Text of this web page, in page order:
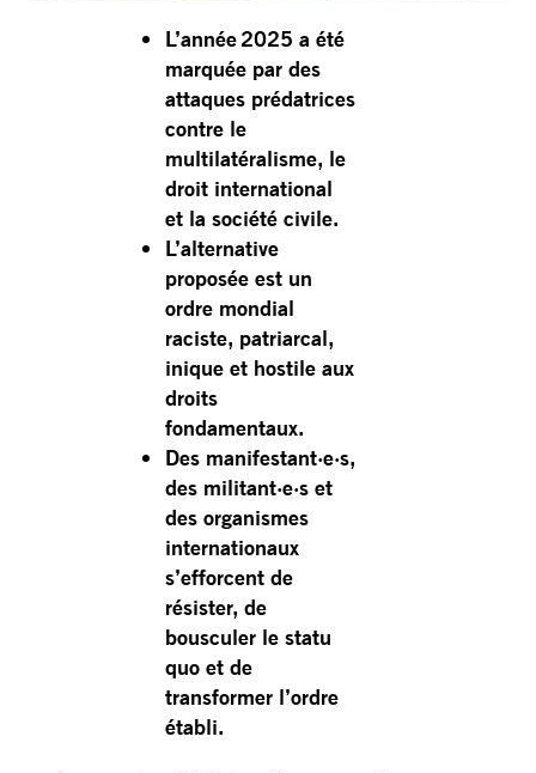
L’année 2025 a été
marquée par des
attaques prédatrices
contre le
multilatéralisme, le
droit international
et la société civile.
L’alternative
proposée est un
ordre mondial
raciste, patriarcal,
inique et hostile aux
droits
fondamentaux.
Des manifestant·e·s,
des militant·e·s et
des organismes
internationaux
s’efforcent de
résister, de
bousculer le statu
quo et de
transformer l’ordre
établi.